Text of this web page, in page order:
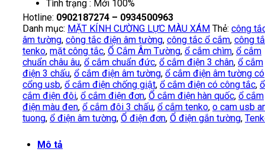
Tình trạng : Mới 100%
Hotline: 0902187274 – 0934500963
Danh mục: MẶT KÍNH CƯỜNG LỰC MÀU XÁM Thẻ: công
âm tường, công tắc điện âm tường, công tắc ổ cắm, công
tenko, mặt công tắc, Ổ Cắm Âm Tường, ổ cắm chìm, ổ cắm
chuẩn châu âu, ổ cắm chuẩn đức, ổ cắm điện 3 chân, ổ cắm
điện 3 chấu, ổ cắm điện âm tường, ổ cắm điện âm tường có
cổng usb, ổ cắm điện chống giật, ổ cắm điện có công tắc, ổ
cắm điện đôi, ổ cắm điện đơn, Ổ cắm điện hàn quốc, ổ cắm
điện màu đen, ổ cắm đôi 3 chấu, ổ cắm tenko, o cam usb
tuong, ổ điện âm tường, Ổ điện đơn, Ổ điện gắn tường,
Mô tả